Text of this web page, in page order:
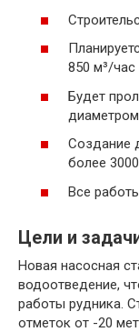
850 м³/
Будет
Создание
более
Все
Цели и
Новая насосная
водоотведение,
работы рудника.
отметок от -20